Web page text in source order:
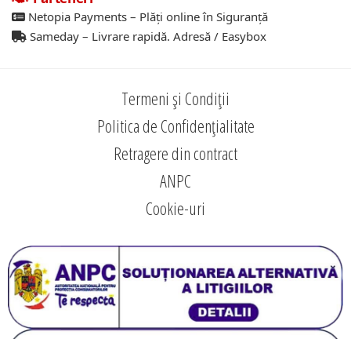
Netopia Payments – Plăți online în Siguranță
Sameday – Livrare rapidă. Adresă / Easybox
Termeni și Condiții
Politica de Confidențialitate
Retragere din contract
ANPC
Cookie-uri